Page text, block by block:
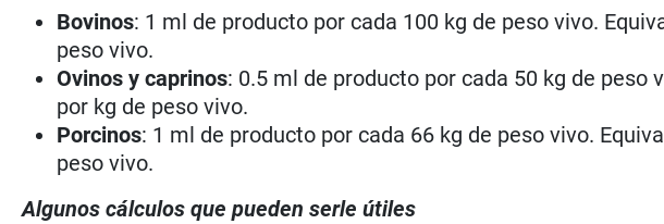
Bovinos: 1 ml de producto por cada 100 kg de peso vivo.
peso vivo.
Ovinos y caprinos: 0.5 ml de producto por cada 50 kg de peso
por kg de peso vivo.
Porcinos: 1 ml de producto por cada 66 kg de peso vivo.
peso vivo.
Algunos cálculos que pueden serle útiles